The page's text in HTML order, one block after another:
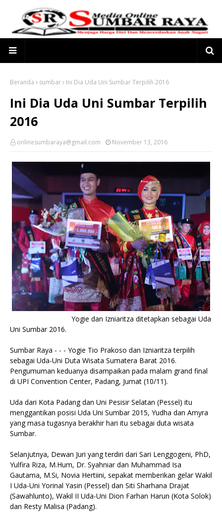
Beranda sumbar Ini Dia Uda Uni Sumbar Terpilih 2016
Ini Dia Uda Uni Sumbar Terpilih
2016
onlinesumbaraya@gmail.com November 13, 2016
Yogie dan Izniaritza ditetapkan sebagai Uda
Uni Sumbar 2016.
Sumbar Raya - - - Yogie Tio Prakoso dan Izniaritza terpilih
sebagai Uda-Uni Duta Wisata Sumatera Barat 2016.
Pengumuman keduanya disampaikan pada malam grand final
di UPI Convention Center, Padang, Jumat (10/11).
Uda dari Kota Padang dan Uni Pesisir Selatan (Pessel) itu
menggantikan posisi Uda Uni Sumbar 2015, Yudha dan Amyra
yang masa tugasnya berakhir hari itu sebagai duta wisata
Sumbar.
Selanjutnya, Dewan Juri yang terdiri dari Sari Lenggogeni, PhD,
Yulfira Riza, M.Hum, Dr. Syahniar dan Muhammad Isa
Gautama, M.Si, Novia Hertiini, sepakat memberikan gelar Wakil
I Uda-Uni Yorinal Yasin (Pessel) dan Siti Sharhana Drajat
(Sawahlunto), Wakil II Uda-Uni Dion Farhan Harun (Kota Solok)
dan Resty Malisa (Padang).